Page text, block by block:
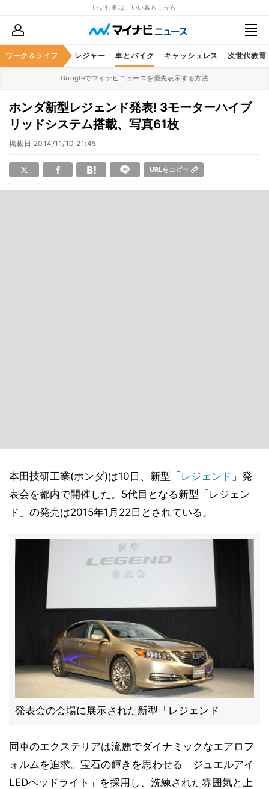
いい仕事は、いい暮らしから
ワーク＆ライフ
スケア グルメ レジャー 車とバイク キャッシュレス 次世代教育
Googleでマイナビニュースを優先表示する方法
ホンダ新型レジェンド発表! 3モーターハイブ
リッドシステム搭載、写真61枚
掲載日 2014/11/10 21:45
URLをコピー
本田技研工業(ホンダ)は10日、新型「 レジェンド 」発
表会を都内で開催した。5代目となる新型「レジェン
ド」の発売は2015年1月22日とされている。
発表会の会場に展示された新型「レジェンド」
同車のエクステリアは流麗でダイナミックなエアロフ
ォルムを追求。宝石の輝きを思わせる「ジュエルアイ
LEDヘッドライト」を採用し、洗練された雰囲気と上